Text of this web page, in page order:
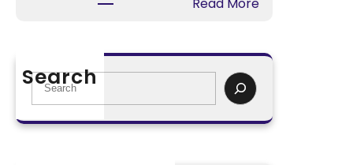
楚
一
好
台
格？
Read More
市
病
Search
S
e
a